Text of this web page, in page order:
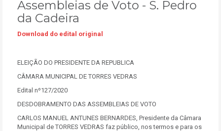
Assembleias de Voto - S. Pedro
da Cadeira
Download do edital original
ELEIÇÃO DO PRESIDENTE DA REPUBLICA
CÂMARA MUNICIPAL DE TORRES VEDRAS
Edital nº127/2020
DESDOBRAMENTO DAS ASSEMBLEIAS DE VOTO
CARLOS MANUEL ANTUNES BERNARDES, Presidente da Câmara
Municipal de TORRES VEDRAS faz público, nos termos e para os